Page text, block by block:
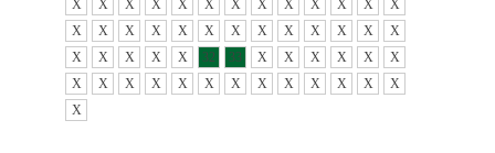
X
X X X X X X X X X X X
X
X
X X X X X X X X X X X
X
X
X X X X 32 33 X X X X X
X
X
X X X X X X X X X X X
X
X